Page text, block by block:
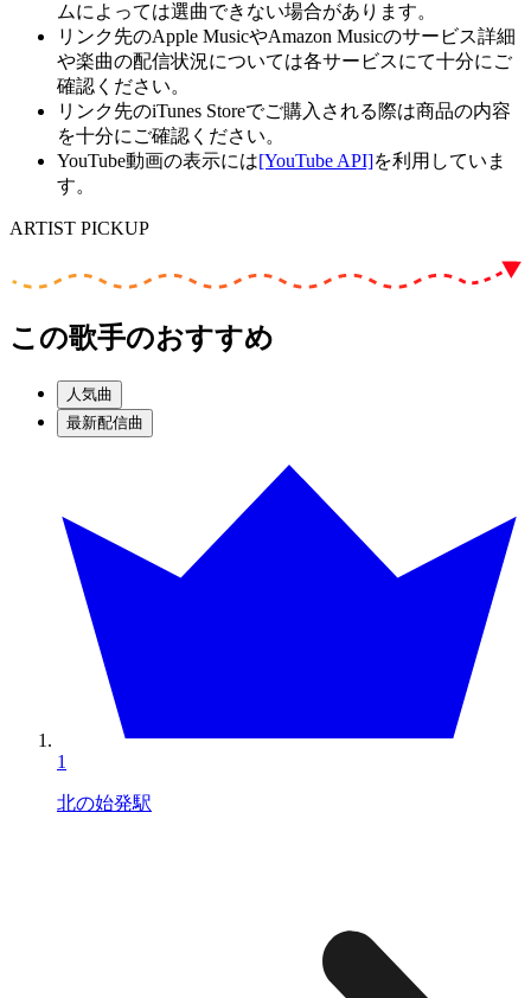
ムによっては選曲できない場合があります。
リンク先のApple MusicやAmazon Musicのサービス詳細
や楽曲の配信状況については各サービスにて十分にご
確認ください。
リンク先のiTunes Storeでご購入される際は商品の内容
を十分にご確認ください。
YouTube動画の表示には[YouTube API]を利用していま
す。
ARTIST PICKUP
この歌手のおすすめ
人気曲
最新配信曲
1
北の始発駅